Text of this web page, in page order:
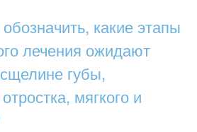
какие этапы
лечения ожидают
губы,
мягкого и